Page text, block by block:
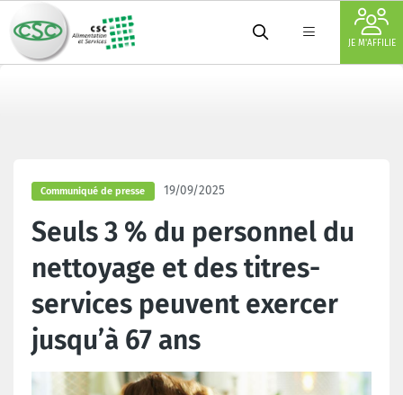
JE M'AFFILIE
Communiqué de presse 19/09/2025
Seuls 3 % du personnel du
nettoyage et des titres-
services peuvent exercer
jusqu’à 67 ans